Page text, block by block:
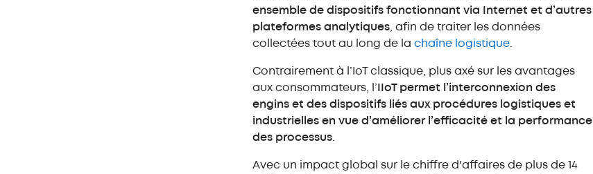
ensemble de dispositifs fonctionnant via Internet et d’autres
plateformes analytiques , afin de traiter les données
collectées tout au long de la chaîne logistique
Contrairement à l’IoT classique, plus axé sur les avantages
aux consommateurs, l’ IIoT permet l’interconnexion des
engins et des dispositifs liés aux procédures logistiques et
industrielles en vue d’améliorer l’efficacité et la performance
des processus
Avec un impact global sur le chiffre d'affaires de plus de 14